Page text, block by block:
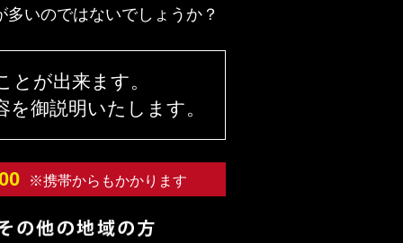
多いのではないでしょうか？
が出来ます。
御説明いたします。
※携帯からもかかります